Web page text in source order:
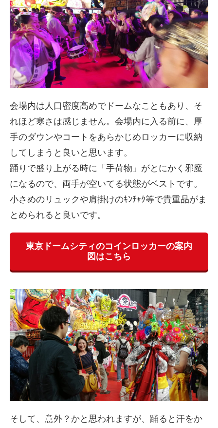
会場内は人口密度高めでドームなこともあり、そ
れほど寒さは感じません。会場内に入る前に、厚
手のダウンやコートをあらかじめロッカーに収納
してしまうと良いと思います。
踊りで盛り上がる時に「手荷物」がとにかく邪魔
になるので、両手が空いてる状態がベストです。
小さめのリュックや肩掛けのｷﾝﾁｬｸ等で貴重品がま
とめられると良いです。
東京ドームシティのコインロッカーの案内
図はこちら
そして、意外？かと思われますが、踊ると汗をか